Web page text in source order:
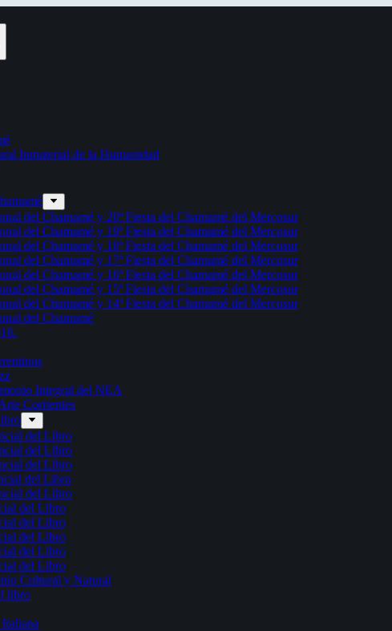
Inmaterial de la Humanidad
del Chamamé y 20ª Fiesta del Chamamé del Mercosur
del Chamamé y 19ª Fiesta del Chamamé del Mercosur
del Chamamé y 18ª Fiesta del Chamamé del Mercosur
del Chamamé y 17ª Fiesta del Chamamé del Mercosur
del Chamamé y 16ª Fiesta del Chamamé del Mercosur
del Chamamé y 15ª Fiesta del Chamamé del Mercosur
del Chamamé y 14ª Fiesta del Chamamé del Mercosur
del Chamamé
Integral del NEA
Corrientes
del Libro
del Libro
del Libro
del Libro
del Libro
del Libro
del Libro
del Libro
del Libro
del Libro
Cultural y Natural
libro